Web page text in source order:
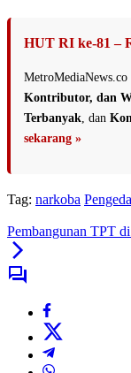
HUT RI ke-81 –
MetroMediaNews.co
Kontributor, dan
Terbanyak , dan
sekarang »
Tag: narkoba
Pembangunan TPT